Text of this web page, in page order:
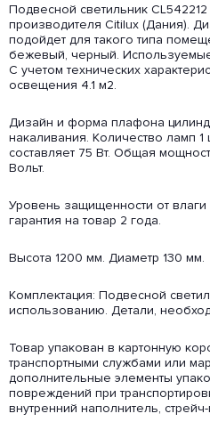
Подвесной светильник
производителя Citilux (Дания).
подойдет для такого типа
бежевый, черный.
С учетом технических
освещения 4.1 м2.
Дизайн и форма плафона
накаливания. Количество ламп
составляет 75 Вт. Общая
Вольт.
Уровень защищенности от
гарантия на товар 2 года.
Высота 1200 мм. Диаметр 130 мм.
Комплектация: Подвесной
использованию. Детали,
Товар упакован в картонную
транспортными службами или
дополнительные элементы
повреждений при
внутренний наполнитель,